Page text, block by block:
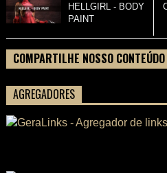
HELLGIRL - BODY
PAINT
COMPARTILHE NOSSO
AGREGADORES